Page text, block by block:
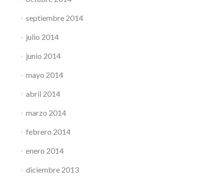
septiembre 2014
julio 2014
junio 2014
mayo 2014
abril 2014
marzo 2014
febrero 2014
enero 2014
diciembre 2013